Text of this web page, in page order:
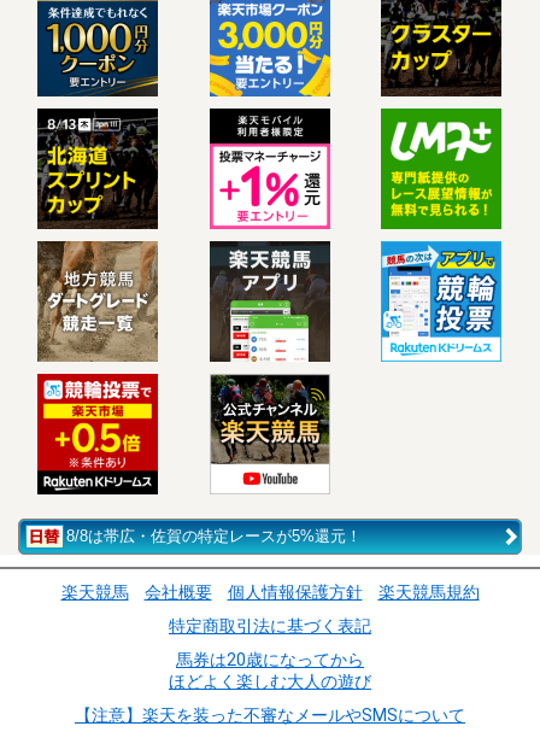
8/8は帯広・佐賀の特定レースが5%還元！
楽天競馬 会社概要 個人情報保護方針
楽天競馬規約
特定商取引法に基づく表記
馬券は20歳になってから
ほどよく楽しむ大人の遊び
【注意】楽天を装った不審なメールやSMSについて